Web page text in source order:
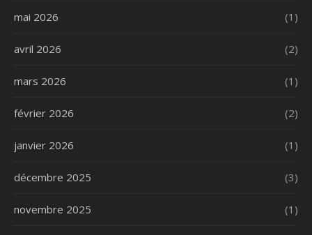
mai 2026 (1)
avril 2026 (2)
mars 2026 (1)
février 2026 (2)
janvier 2026 (1)
décembre 2025 (3)
novembre 2025 (1)